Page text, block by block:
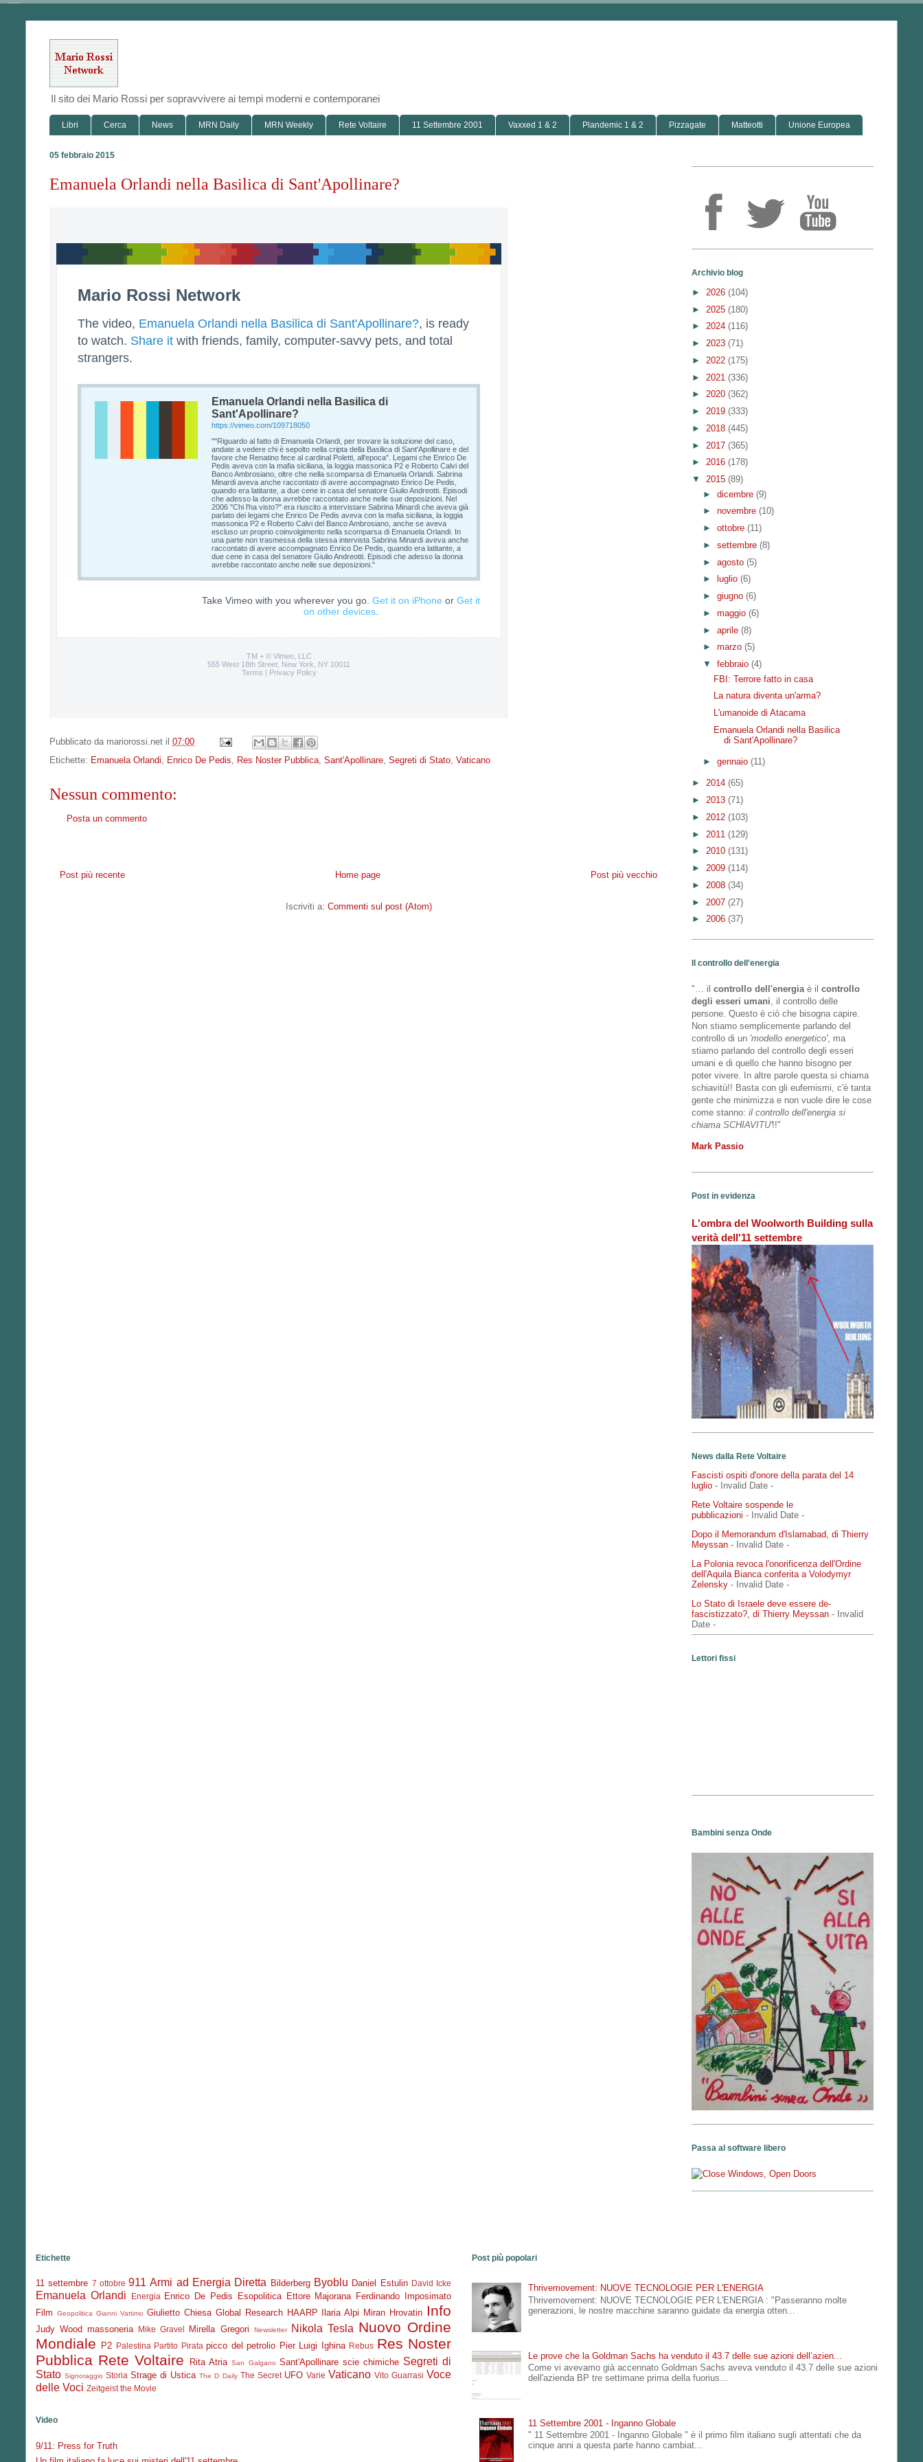
Il sito dei Mario Rossi per sopravvivere ai tempi moderni e contemporanei
Libri Cerca News MRN Daily MRN Weekly Rete Voltaire 11 Settembre 2001 Vaxxed 1 & 2 Plandemic 1 & 2 Pizzagate Matteotti Unione Europea
05 febbraio 2015
Emanuela Orlandi nella Basilica di Sant'Apollinare?
Mario Rossi Network
The video, Emanuela Orlandi nella Basilica di Sant'Apollinare?, is ready
to watch. Share it with friends, family, computer-savvy pets, and total
strangers.
Emanuela Orlandi nella Basilica di
Sant'Apollinare?
https://vimeo.com/109718050
""Riguardo al fatto di Emanuela Orlandi, per trovare la soluzione del caso,
andate a vedere chi è sepolto nella cripta della Basilica di Sant'Apollinare e del
favore che Renatino fece al cardinal Poletti, all'epoca". Legami che Enrico De
Pedis aveva con la mafia siciliana, la loggia massonica P2 e Roberto Calvi del
Banco Ambrosiano, oltre che nella scomparsa di Emanuela Orlandi. Sabrina
Minardi aveva anche raccontato di avere accompagnato Enrico De Pedis,
quando era latitante, a due cene in casa del senatore Giulio Andreotti. Episodi
che adesso la donna avrebbe raccontato anche nelle sue deposizioni. Nel
2006 "Chi l'ha visto?" era riuscito a intervistare Sabrina Minardi che aveva già
parlato dei legami che Enrico De Pedis aveva con la mafia siciliana, la loggia
massonica P2 e Roberto Calvi del Banco Ambrosiano, anche se aveva
escluso un proprio coinvolgimento nella scomparsa di Emanuela Orlandi. In
una parte non trasmessa della stessa intervista Sabrina Minardi aveva anche
raccontato di avere accompagnato Enrico De Pedis, quando era latitante, a
due cene in casa del senatore Giulio Andreotti. Episodi che adesso la donna
avrebbe raccontato anche nelle sue deposizioni."
Take Vimeo with you wherever you go. Get it on iPhone or Get it
on other devices.
TM + © Vimeo, LLC
555 West 18th Street, New York, NY 10011
Terms | Privacy Policy
Pubblicato da mariorossi.net il 07:00
Etichette: Emanuela Orlandi Enrico De Pedis Res Noster Pubblica Sant'Apollinare Segreti di Stato Vaticano
Nessun commento:
Posta un commento
Post più recente Post più vecchio
Home page
Iscriviti a: Commenti sul post (Atom)
Archivio blog
► 2026 (104)
► 2025 (180)
► 2024 (116)
► 2023 (71)
► 2022 (175)
► 2021 (336)
► 2020 (362)
► 2019 (333)
► 2018 (445)
► 2017 (365)
► 2016 (178)
▼ 2015 (89)
► dicembre (9)
► novembre (10)
► ottobre (11)
► settembre (8)
► agosto (5)
►
luglio (6)
► giugno (6)
► maggio (6)
► aprile (8)
► marzo (5)
▼ febbraio (4)
FBI: Terrore fatto in casa
La natura diventa un'arma?
L'umanoide di Atacama
Emanuela Orlandi nella Basilica
di Sant'Apollinare?
► gennaio (11)
► 2014 (65)
► 2013 (71)
► 2012 (103)
► 2011 (129)
► 2010 (131)
► 2009 (114)
► 2008 (34)
► 2007 (27)
► 2006 (37)
Il controllo dell'energia
"… il controllo dell'energia è il controllo
degli esseri umani , il controllo delle
persone. Questo è ciò che bisogna capire.
Non stiamo semplicemente parlando del
controllo di un 'modello energetico', ma
stiamo parlando del controllo degli esseri
umani e di quello che hanno bisogno per
poter vivere. In altre parole questa si chiama
schiavitù!! Basta con gli eufemismi, c'è tanta
gente che minimizza e non vuole dire le cose
come stanno: il controllo dell'energia si
chiama SCHIAVITU'!!"
Mark Passio
Post in evidenza
L'ombra del Woolworth Building sulla
verità dell'11 settembre
News dalla Rete Voltaire
Fascisti ospiti d'onore della parata del 14
luglio - Invalid Date -
Rete Voltaire sospende le
pubblicazioni - Invalid Date -
Dopo il Memorandum d'Islamabad, di Thierry
Meyssan - Invalid Date -
La Polonia revoca l'onorificenza dell'Ordine
dell'Aquila Bianca conferita a Volodymyr
Zelensky - Invalid Date -
Lo Stato di Israele deve essere de-
fascistizzato?, di Thierry Meyssan - Invalid
Date -
Lettori fissi
Bambini senza Onde
Passa al software libero
Etichette
11 settembre 7 ottobre 911 Armi ad Energia Diretta Bilderberg Byoblu Daniel Estulin David Icke
Emanuela Orlandi Energia Enrico De Pedis Esopolitica Ettore Majorana Ferdinando Imposimato
Film
Geopolitica Gianni Vattimo Giulietto Chiesa Global Research HAARP Ilaria Alpi Miran Hrovatin Info
Judy Wood massoneria Mike Gravel Mirella Gregori Newsletter Nikola Tesla Nuovo Ordine
Mondiale
P2 Palestina Partito Pirata picco del petrolio Pier Luigi Ighina Rebus Res Noster
Pubblica Rete Voltaire Rita Atria San Galgano Sant'Apollinare scie chimiche Segreti di
Stato Signoraggio Storia Strage di Ustica The D Daily The Secret UFO Varie Vaticano Vito Guarrasi Voce
delle Voci Zeitgeist the Movie
Video
9/11: Press for Truth
Post più popolari
Thrivemovement: NUOVE TECNOLOGIE PER L'ENERGIA
Thrivemovement: NUOVE TECNOLOGIE PER L'ENERGIA : "Passeranno molte
generazioni, le nostre macchine saranno guidate da energia otten...
Le prove che la Goldman Sachs ha venduto il 43.7 delle sue azioni dell’azien...
Come vi avevamo già accennato Goldman Sachs aveva venduto il 43.7 delle sue azioni
dell'azienda BP tre settimane prima della fuorius...
11 Settembre 2001 - Inganno Globale
" 11 Settembre 2001 - Inganno Globale " è il primo film italiano sugli attentati che da
cinque anni a questa parte hanno cambiat...